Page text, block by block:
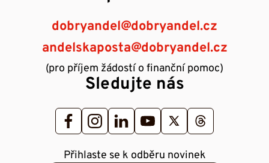
dobryandel@dobryandel.cz
andelskaposta@dobryandel.cz
(pro příjem žádostí o finanční pomoc)
Sledujte nás
Přihlaste se k odběru novinek